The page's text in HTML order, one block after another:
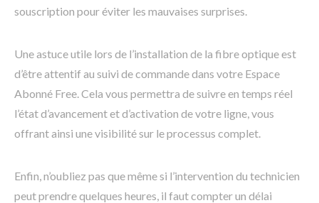
souscription pour éviter les mauvaises surprises.
Une astuce utile lors de l’installation de la fibre optique est
d’être attentif au suivi de commande dans votre Espace
Abonné Free. Cela vous permettra de suivre en temps réel
l’état d’avancement et d’activation de votre ligne, vous
offrant ainsi une visibilité sur le processus complet.
Enfin, n’oubliez pas que même si l’intervention du technicien
peut prendre quelques heures, il faut compter un délai